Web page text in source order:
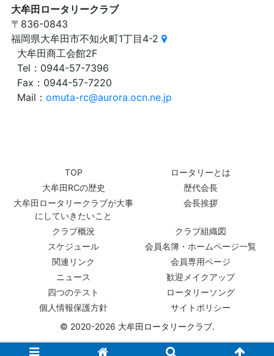
大牟田ロータリークラブ
〒836-0843
福岡県大牟田市不知火町1丁目4-2
大牟田商工会館2F
Tel：0944-57-7396
Fax：0944-57-7220
Mail：omuta-rc@aurora.ocn.ne.jp
TOP
ロータリーとは
大牟田RCの歴史
歴代会長
大牟田ロータリークラブが大事
にしていきたいこと
会長挨拶
クラブ概況
クラブ組織図
スケジュール
会員名簿・ホームページ一覧
関連リンク
会員専用ページ
ニュース
歓迎メイクアップ
四つのテスト
ロータリーソング
個人情報保護方針
サイトポリシー
© 2020-2026 大牟田ロータリークラブ.